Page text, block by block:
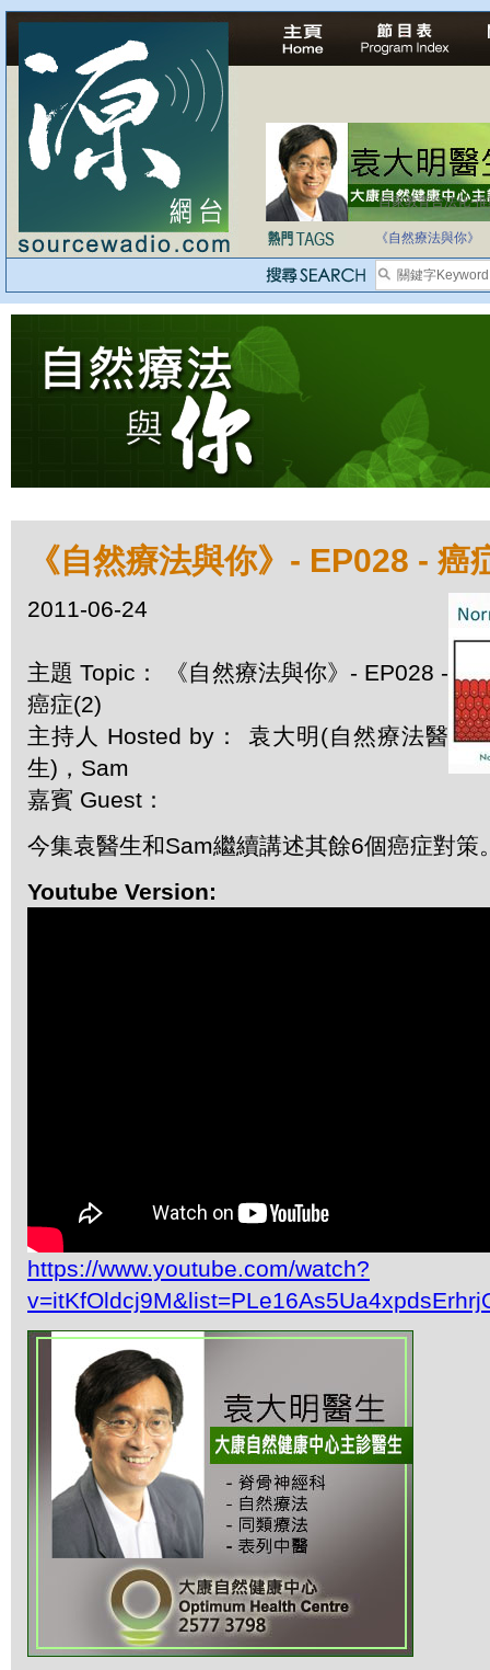
自家教育合法化-
《自然療法與你》
《自然療法與你》- EP028 - 癌
2011-06-24
主題 Topic： 《自然療法與你》- EP028 -
癌症(2)
主持人 Hosted by： 袁大明(自然療法醫
生)，Sam
嘉賓 Guest：
今集袁醫生和Sam繼續講述其餘6個癌症對策
Youtube Version:
https://www.youtube.com/watch?